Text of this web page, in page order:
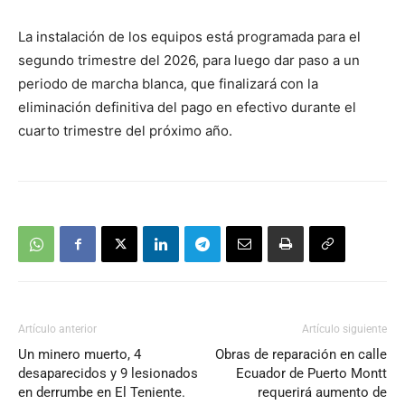
La instalación de los equipos está programada para el
segundo trimestre del 2026, para luego dar paso a un
periodo de marcha blanca, que finalizará con la
eliminación definitiva del pago en efectivo durante el
cuarto trimestre del próximo año.
Artículo anterior
Un minero muerto, 4
desaparecidos y 9 lesionados
en derrumbe en El Teniente.
Artículo siguiente
Obras de reparación en calle
Ecuador de Puerto Montt
requerirá aumento de